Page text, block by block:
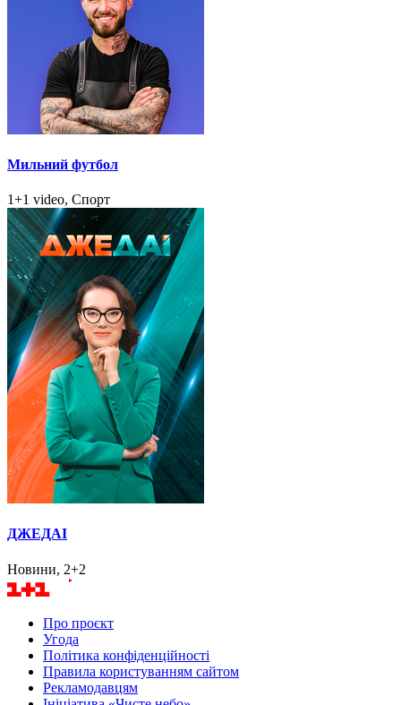
Мильний футбол
1+1 video, Спорт
ДЖЕДАІ
Новини, 2+2
Про проєкт
Угода
Політика конфіденційності
Правила користуванням сайтом
Рекламодавцям